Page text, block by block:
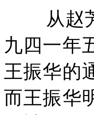
从赵
九四一年
王振华的
而王振华